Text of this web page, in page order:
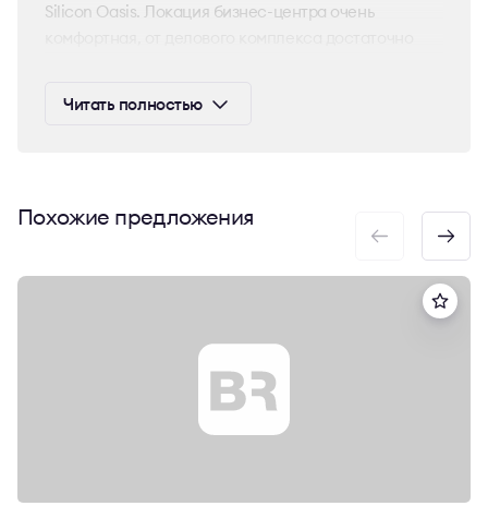
Silicon Oasis. Локация бизнес-центра очень
деловой и торговой инфраструктуры, рядом есть
компании. The Lynx соответствует всем
предъявляемым требованиям. Деловой комплекс
отделки. В общих зонах The Lynx сделан отличный
ремонт. Офисный комплекс находится под охраной,
состав соседей-резидентов делового центра
Узнать ставку аренды, запросить планировку, а
Читать полностью
Похожие предложения